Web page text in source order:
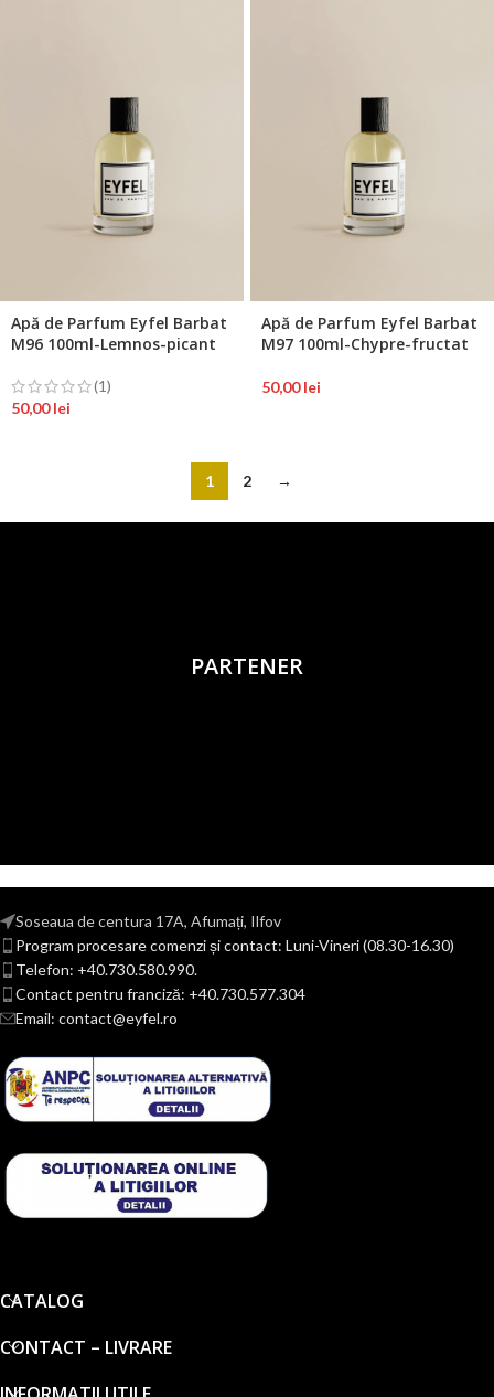
Apă de Parfum Eyfel Barbat
M96 100ml-Lemnos-picant
(1)
50,00lei
Apă de Parfum Eyfel Barbat
M97 100ml-Chypre-fructat
50,00lei
1 2 →
PARTENER
Soseaua de centura 17A, Afumați, Ilfov
Program procesare comenzi și contact: Luni-Vineri (08.30-16.30)
Telefon: +40.730.580.990.
Contact pentru franciză: +40.730.577.304
Email: contact@eyfel.ro
CATALOG
CONTACT – LIVRARE